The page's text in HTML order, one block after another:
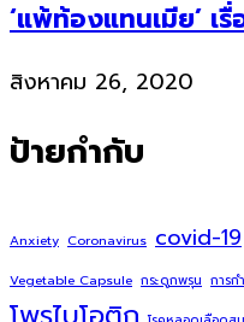
‘แพ้ท้องแทนเมีย’ เ
สิงหาคม 26, 2020
ป้ายกำกับ
Anxiety Coronavirus covid-19
Vegetable Capsule กระดูกพรุน การก